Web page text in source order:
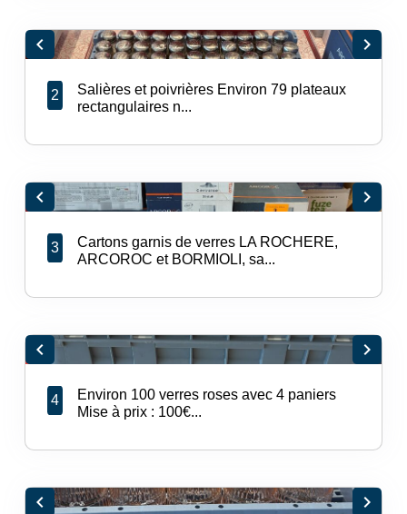
chevron_left chevron_right
2
Salières et poivrières Environ 79 plateaux
rectangulaires n...
chevron_left chevron_right
3
Cartons garnis de verres LA ROCHERE,
ARCOROC et BORMIOLI, sa...
chevron_left chevron_right
4
Environ 100 verres roses avec 4 paniers
Mise à prix : 100€...
chevron_left chevron_right